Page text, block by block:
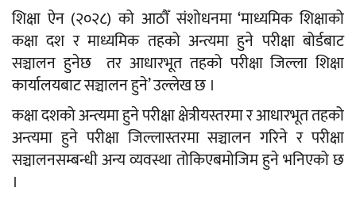
शिक्षा ऐन (२०२८) को आठौँ संशोधनमा ‘माध्यमिक शिक्षाको
कक्षा दश र माध्यमिक तहको अन्त्यमा हुने परीक्षा बोर्डबाट
सञ्चालन हुनेछ तर आधारभूत तहको परीक्षा जिल्ला शिक्षा
कार्यालयबाट सञ्चालन हुने’ उल्लेख छ ।
कक्षा दशको अन्त्यमा हुने परीक्षा क्षेत्रीयस्तरमा र आधारभूत तहको
अन्त्यमा हुने परीक्षा जिल्लास्तरमा सञ्चालन गरिने र परीक्षा
सञ्चालनसम्बन्धी अन्य व्यवस्था तोकिएबमोजिम हुने भनिएको छ
।